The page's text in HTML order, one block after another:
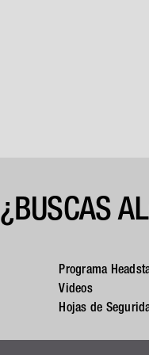
¿BUSCAS
Programa
Videos
Hojas de